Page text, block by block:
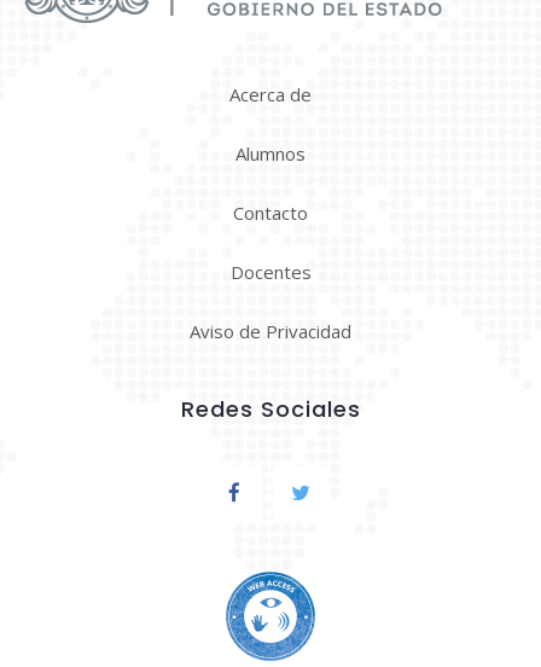
Acerca de
Alumnos
Contacto
Docentes
Aviso de Privacidad
Redes Sociales